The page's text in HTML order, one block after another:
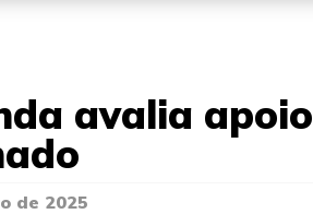
avalia apoio
de 2025